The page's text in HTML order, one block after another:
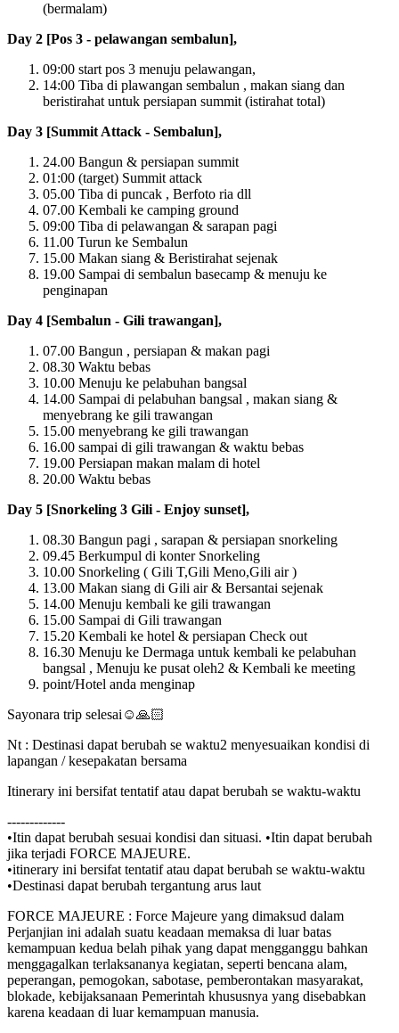
(bermalam)
Day 2 [Pos 3 - pelawangan sembalun],
09:00 start pos 3 menuju pelawangan,
14:00 Tiba di plawangan sembalun , makan siang dan
beristirahat untuk persiapan summit (istirahat total)
Day 3 [Summit Attack - Sembalun],
24.00 Bangun & persiapan summit
01:00 (target) Summit attack
05.00 Tiba di puncak , Berfoto ria dll
07.00 Kembali ke camping ground
09:00 Tiba di pelawangan & sarapan pagi
11.00 Turun ke Sembalun
15.00 Makan siang & Beristirahat sejenak
19.00 Sampai di sembalun basecamp & menuju ke
penginapan
Day 4 [Sembalun - Gili trawangan],
07.00 Bangun , persiapan & makan pagi
08.30 Waktu bebas
10.00 Menuju ke pelabuhan bangsal
14.00 Sampai di pelabuhan bangsal , makan siang &
menyebrang ke gili trawangan
15.00 menyebrang ke gili trawangan
16.00 sampai di gili trawangan & waktu bebas
19.00 Persiapan makan malam di hotel
20.00 Waktu bebas
Day 5 [Snorkeling 3 Gili - Enjoy sunset],
08.30 Bangun pagi , sarapan & persiapan snorkeling
09.45 Berkumpul di konter Snorkeling
10.00 Snorkeling ( Gili T,Gili Meno,Gili air )
13.00 Makan siang di Gili air & Bersantai sejenak
14.00 Menuju kembali ke gili trawangan
15.00 Sampai di Gili trawangan
15.20 Kembali ke hotel & persiapan Check out
16.30 Menuju ke Dermaga untuk kembali ke pelabuhan
bangsal , Menuju ke pusat oleh2 & Kembali ke meeting
point/Hotel anda menginap
Sayonara trip selesai☺🙏🏻
Nt : Destinasi dapat berubah se waktu2 menyesuaikan kondisi di
lapangan / kesepakatan bersama
Itinerary ini bersifat tentatif atau dapat berubah se waktu-waktu
-------------
•Itin dapat berubah sesuai kondisi dan situasi. •Itin dapat berubah
jika terjadi FORCE MAJEURE.
•itinerary ini bersifat tentatif atau dapat berubah se waktu-waktu
•Destinasi dapat berubah tergantung arus laut
FORCE MAJEURE : Force Majeure yang dimaksud dalam
Perjanjian ini adalah suatu keadaan memaksa di luar batas
kemampuan kedua belah pihak yang dapat mengganggu bahkan
menggagalkan terlaksananya kegiatan, seperti bencana alam,
peperangan, pemogokan, sabotase, pemberontakan masyarakat,
blokade, kebijaksanaan Pemerintah khususnya yang disebabkan
karena keadaan di luar kemampuan manusia.